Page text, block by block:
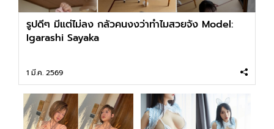
รูปดีๆ มีแต่ไม่ลง กลัวคนงงว่าทำไมสวยจัง Model:
Igarashi Sayaka
1 มี.ค. 2569